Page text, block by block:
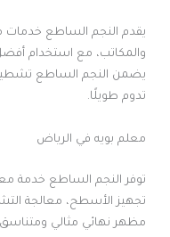
يقدم النجم الساطع خدمات
والمكاتب، مع استخدام أفضل
يضمن النجم الساطع تشطيبًا
تدوم طويلًا.
معلم بويه في الرياض
توفر النجم الساطع خدمة
تجهيز الأسطح، معالجة
مظهر نهائي مثالي